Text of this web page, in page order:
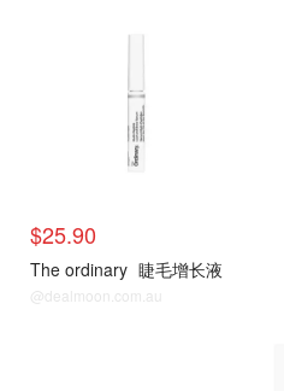
$25.90
The ordinary 睫毛增长液
@dealmoon.com.au